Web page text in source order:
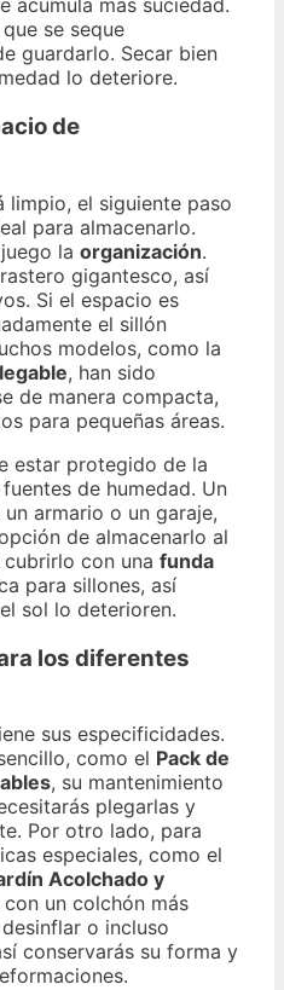
acumula más suciedad.
se seque
guardarlo. Secar bien
lo deteriore.
de
limpio, el siguiente paso
para almacenarlo.
la organización.
gigantesco, así
Si el espacio es
el sillón
modelos, como la
, han sido
de manera compacta,
para pequeñas áreas.
estar protegido de la
de humedad. Un
armario o un garaje,
de almacenarlo al
con una funda
para sillones, así
sol lo deterioren.
los diferentes
sus especificidades.
como el Pack de
, su mantenimiento
plegarlas y
Por otro lado, para
especiales, como el
Acolchado y
un colchón más
o incluso
conservarás su forma y